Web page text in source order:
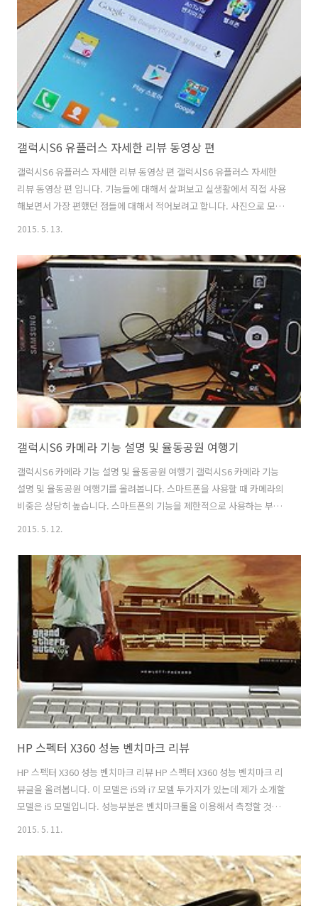
가장 큰 차이점은 마이크로소프트 계정을 쓰고 안쓰고의 차이 입니다. 물
론 윈도우7에서도 마이크로소프트 계정을 이용..
갤럭시S6 유플러스 자세한 리뷰 동영상 편
갤럭시S6 유플러스 자세한 리뷰 동영상 편 갤럭시S6 유플러스 자세한
리뷰 동영상 편 입니다. 기능들에 대해서 살펴보고 실생활에서 직접 사용
해보면서 가장 편했던 점들에 대해서 적어보려고 합니다. 사진으로 모두
고 성능에 대한 엄청난 반응도 있었지만 반대로 논란도 있었습니다. 디자
인을 너무 생각해서 나오면서 배터리를 교체형이 아닌 일체형으로 나왔
습니다. 물론 그와 함께 MicroSD를 쓰지못하도록 막아버렸죠. 갤럭시
S6 유플러스 블랙을 쓰기 이전에는 저도 갤럭시S5를 사용했고 MicroSD
64GB도 사용을 했었는데요. 갑자기 그 부분을 사용하지 못하는 부분때
문에 아쉬..
2015. 5. 13.
갤럭시S6 카메라 기능 설명 및 율동공원 여행기
갤럭시S6 카메라 기능 설명 및 율동공원 여행기 갤럭시S6 카메라 기능
설명 및 율동공원 여행기를 올려봅니다. 스마트폰을 사용할 때 카메라의
비중은 상당히 높습니다. 스마트폰의 기능을 제한적으로 사용하는 부모
님의 경우에도 카메라는 아주 자주 사용하시는데요. 이 기능이 좋아지면
좋아졌습니다. 제 경우에 직접 사용해보면서 가장 맘에 들었던 점이 빠른
반응 속도와 빠른 카메라 부팅 속도 였습니다. 카메라 앱을 터치 후 카메
라가 뜨는 속도는 이미 최신 스마트폰의 경우 빠르긴 합니다. 하지만 갤
럭시S6 카메라 앱을 실행하기 위해서는 앱을 터치할 필요가 없습니다.
갤럭시S6을 양손이나 한손으로 잡고 찍으려는 포즈를 취한 뒤 바로 홈버
튼만 두번 누..
2015. 5. 12.
HP 스펙터 X360 성능 벤치마크 리뷰
HP 스펙터 X360 성능 벤치마크 리뷰 HP 스펙터 X360 성능 벤치마크 리
뷰글을 올려봅니다. 이 모델은 i5와 i7 모델 두가지가 있는데 제가 소개할
모델은 i5 모델입니다. 성능부분은 벤치마크툴을 이용해서 측정할 것이
고가 되실 것 입니다. 노트북을 고를 때 저는 용도에 맞게 구매하라고 꼭
말을 하는데요. 각 제품이 가지고 있는 특성이 어떤 사용자에게는 딱 맞
을 수 도 있고 그렇지 않을 수 도 있습니다. 그래서 무조건 나쁜 노트북이
2015. 5. 11.